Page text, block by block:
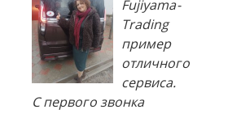
Fujiyama-
Trading
пример
отличного
сервиса.
С первого звонка